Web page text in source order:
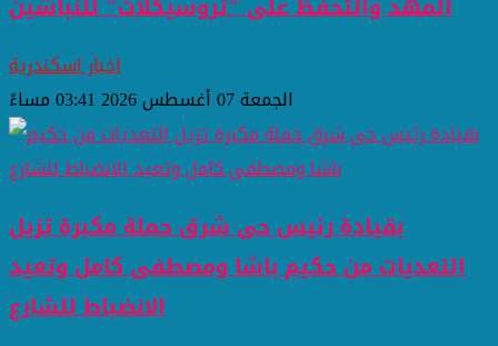
اخبار اسكندرية
الجمعة 07 أغسطس 2026 03:41 مساءً
بقيادة رئيس حى شرق حملة مكبرة تزيل
التعديات من حكيم باشا ومصطفى كامل وتعيد
الانضباط للشارع